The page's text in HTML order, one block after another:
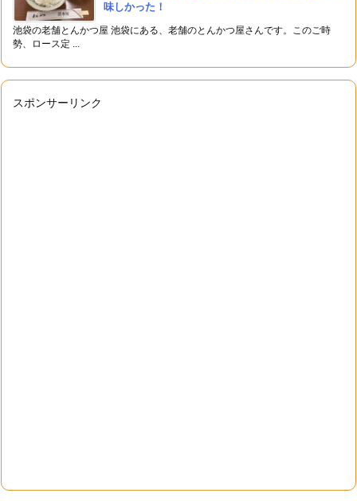
味しかった！
池袋の老舗とんかつ屋 池袋にある、老舗のとんかつ屋さんです。このご時
勢、ロース定 ...
スポンサーリンク